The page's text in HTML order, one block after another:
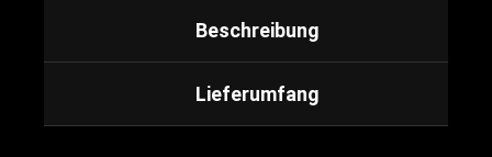
Beschreibung
Lieferumfang